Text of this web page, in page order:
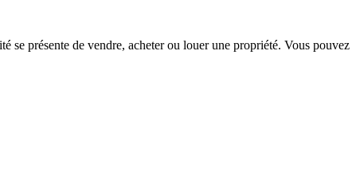
se présente de vendre, acheter ou louer une propriété. Vous pouvez